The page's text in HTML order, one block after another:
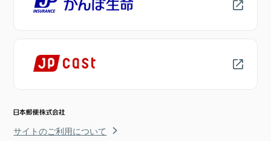
サイトのご利用について